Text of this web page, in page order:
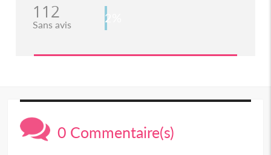
112
Sans avis 2%
0 Commentaire(s)